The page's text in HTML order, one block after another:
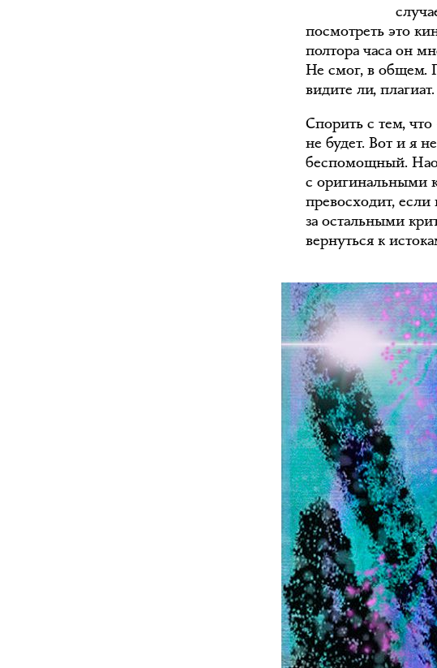
посмотреть это
полтора часа он
Не смог, в общем.
видите ли, плагиат.
Спорить с тем,
не будет. Вот и я
беспомощный.
с оригинальными
превосходит,
за остальными
вернуться к